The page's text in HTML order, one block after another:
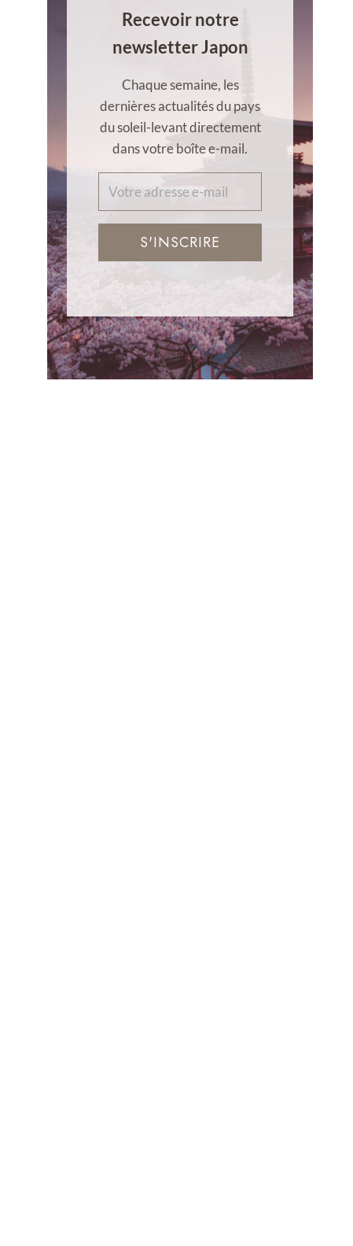
Recevoir notre
newsletter Japon
Chaque semaine, les
dernières actualités du pays
du soleil-levant directement
dans votre boîte e-mail.
S'INSCRIRE